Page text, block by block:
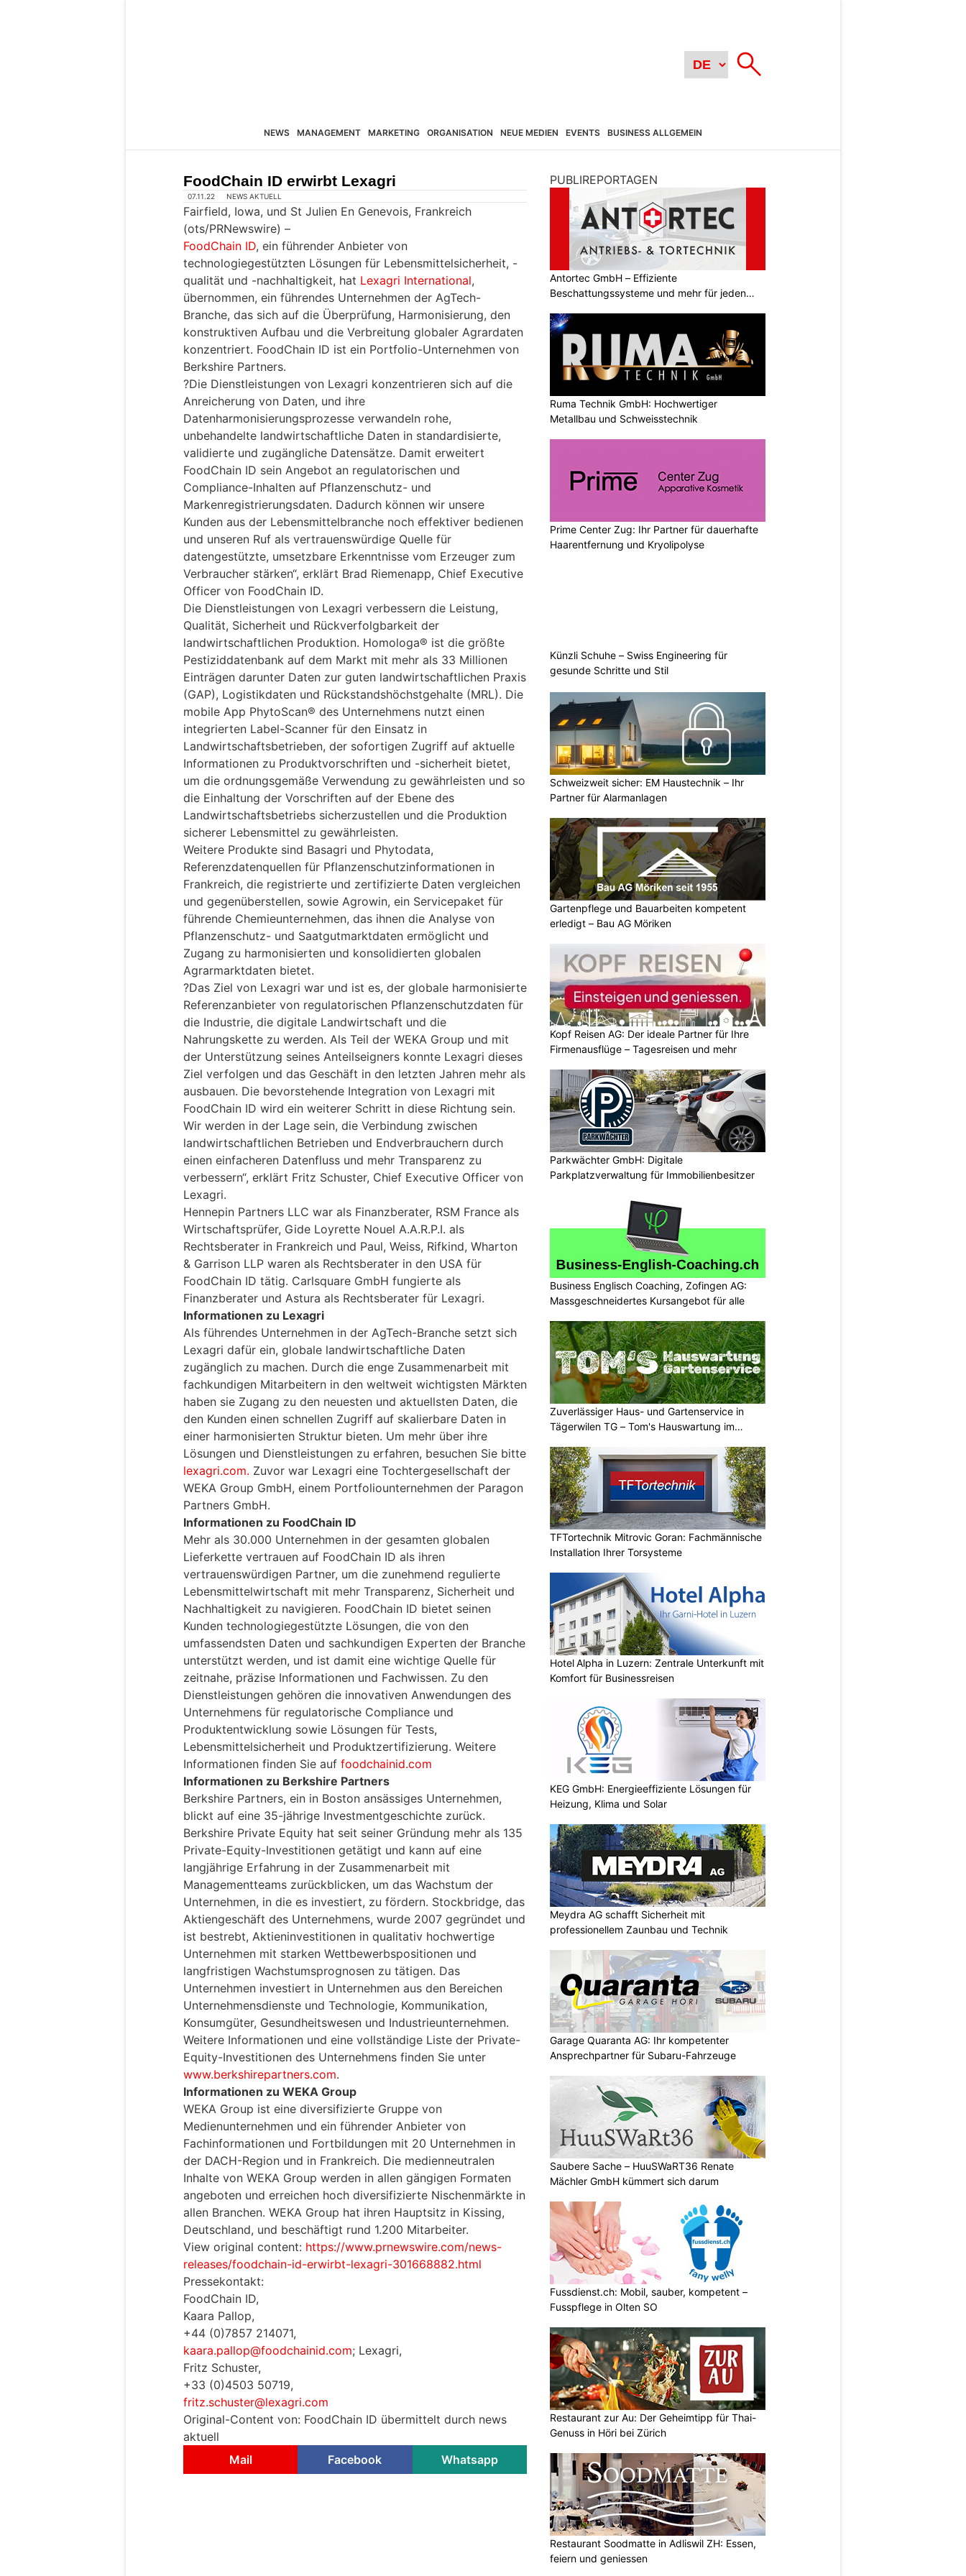
NEWS MANAGEMENT MARKETING ORGANISATION NEUE MEDIEN EVENTS BUSINESS ALLGEMEIN
FoodChain ID erwirbt Lexagri
07.11.22 NEWS AKTUELL
Fairfield, Iowa, und St Julien En Genevois, Frankreich
(ots/PRNewswire) –
FoodChain ID, ein führender Anbieter von
technologiegestützten Lösungen für Lebensmittelsicherheit, -
qualität und -nachhaltigkeit, hat Lexagri International,
übernommen, ein führendes Unternehmen der AgTech-
Branche, das sich auf die Überprüfung, Harmonisierung, den
konstruktiven Aufbau und die Verbreitung globaler Agrardaten
konzentriert. FoodChain ID ist ein Portfolio-Unternehmen von
Berkshire Partners.
?Die Dienstleistungen von Lexagri konzentrieren sich auf die
Anreicherung von Daten, und ihre
Datenharmonisierungsprozesse verwandeln rohe,
unbehandelte landwirtschaftliche Daten in standardisierte,
validierte und zugängliche Datensätze. Damit erweitert
FoodChain ID sein Angebot an regulatorischen und
Compliance-Inhalten auf Pflanzenschutz- und
Markenregistrierungsdaten. Dadurch können wir unsere
Kunden aus der Lebensmittelbranche noch effektiver bedienen
und unseren Ruf als vertrauenswürdige Quelle für
datengestützte, umsetzbare Erkenntnisse vom Erzeuger zum
Verbraucher stärken“, erklärt Brad Riemenapp, Chief Executive
Officer von FoodChain ID.
Die Dienstleistungen von Lexagri verbessern die Leistung,
Qualität, Sicherheit und Rückverfolgbarkeit der
landwirtschaftlichen Produktion. Homologa® ist die größte
Pestiziddatenbank auf dem Markt mit mehr als 33 Millionen
Einträgen darunter Daten zur guten landwirtschaftlichen Praxis
(GAP), Logistikdaten und Rückstandshöchstgehalte (MRL). Die
mobile App PhytoScan® des Unternehmens nutzt einen
integrierten Label-Scanner für den Einsatz in
Landwirtschaftsbetrieben, der sofortigen Zugriff auf aktuelle
Informationen zu Produktvorschriften und -sicherheit bietet,
um die ordnungsgemäße Verwendung zu gewährleisten und so
die Einhaltung der Vorschriften auf der Ebene des
Landwirtschaftsbetriebs sicherzustellen und die Produktion
sicherer Lebensmittel zu gewährleisten.
Weitere Produkte sind Basagri und Phytodata,
Referenzdatenquellen für Pflanzenschutzinformationen in
Frankreich, die registrierte und zertifizierte Daten vergleichen
und gegenüberstellen, sowie Agrowin, ein Servicepaket für
führende Chemieunternehmen, das ihnen die Analyse von
Pflanzenschutz- und Saatgutmarktdaten ermöglicht und
Zugang zu harmonisierten und konsolidierten globalen
Agrarmarktdaten bietet.
?Das Ziel von Lexagri war und ist es, der globale harmonisierte
Referenzanbieter von regulatorischen Pflanzenschutzdaten für
die Industrie, die digitale Landwirtschaft und die
Nahrungskette zu werden. Als Teil der WEKA Group und mit
der Unterstützung seines Anteilseigners konnte Lexagri dieses
Ziel verfolgen und das Geschäft in den letzten Jahren mehr als
ausbauen. Die bevorstehende Integration von Lexagri mit
FoodChain ID wird ein weiterer Schritt in diese Richtung sein.
Wir werden in der Lage sein, die Verbindung zwischen
landwirtschaftlichen Betrieben und Endverbrauchern durch
einen einfacheren Datenfluss und mehr Transparenz zu
verbessern“, erklärt Fritz Schuster, Chief Executive Officer von
Lexagri.
Hennepin Partners LLC war als Finanzberater, RSM France als
Wirtschaftsprüfer, Gide Loyrette Nouel A.A.R.P.I. als
Rechtsberater in Frankreich und Paul, Weiss, Rifkind, Wharton
& Garrison LLP waren als Rechtsberater in den USA für
FoodChain ID tätig. Carlsquare GmbH fungierte als
Finanzberater und Astura als Rechtsberater für Lexagri.
Informationen zu Lexagri
Als führendes Unternehmen in der AgTech-Branche setzt sich
Lexagri dafür ein, globale landwirtschaftliche Daten
zugänglich zu machen. Durch die enge Zusammenarbeit mit
fachkundigen Mitarbeitern in den weltweit wichtigsten Märkten
haben sie Zugang zu den neuesten und aktuellsten Daten, die
den Kunden einen schnellen Zugriff auf skalierbare Daten in
einer harmonisierten Struktur bieten. Um mehr über ihre
Lösungen und Dienstleistungen zu erfahren, besuchen Sie bitte
lexagri.com. Zuvor war Lexagri eine Tochtergesellschaft der
WEKA Group GmbH, einem Portfoliounternehmen der Paragon
Partners GmbH.
Informationen zu FoodChain ID
Mehr als 30.000 Unternehmen in der gesamten globalen
Lieferkette vertrauen auf FoodChain ID als ihren
vertrauenswürdigen Partner, um die zunehmend regulierte
Lebensmittelwirtschaft mit mehr Transparenz, Sicherheit und
Nachhaltigkeit zu navigieren. FoodChain ID bietet seinen
Kunden technologiegestützte Lösungen, die von den
umfassendsten Daten und sachkundigen Experten der Branche
unterstützt werden, und ist damit eine wichtige Quelle für
zeitnahe, präzise Informationen und Fachwissen. Zu den
Dienstleistungen gehören die innovativen Anwendungen des
Unternehmens für regulatorische Compliance und
Produktentwicklung sowie Lösungen für Tests,
Lebensmittelsicherheit und Produktzertifizierung. Weitere
Informationen finden Sie auf foodchainid.com
Informationen zu Berkshire Partners
Berkshire Partners, ein in Boston ansässiges Unternehmen,
blickt auf eine 35-jährige Investmentgeschichte zurück.
Berkshire Private Equity hat seit seiner Gründung mehr als 135
Private-Equity-Investitionen getätigt und kann auf eine
langjährige Erfahrung in der Zusammenarbeit mit
Managementteams zurückblicken, um das Wachstum der
Unternehmen, in die es investiert, zu fördern. Stockbridge, das
Aktiengeschäft des Unternehmens, wurde 2007 gegründet und
ist bestrebt, Aktieninvestitionen in qualitativ hochwertige
Unternehmen mit starken Wettbewerbspositionen und
langfristigen Wachstumsprognosen zu tätigen. Das
Unternehmen investiert in Unternehmen aus den Bereichen
Unternehmensdienste und Technologie, Kommunikation,
Konsumgüter, Gesundheitswesen und Industrieunternehmen.
Weitere Informationen und eine vollständige Liste der Private-
Equity-Investitionen des Unternehmens finden Sie unter
www.berkshirepartners.com.
Informationen zu WEKA Group
WEKA Group ist eine diversifizierte Gruppe von
Medienunternehmen und ein führender Anbieter von
Fachinformationen und Fortbildungen mit 20 Unternehmen in
der DACH-Region und in Frankreich. Die medienneutralen
Inhalte von WEKA Group werden in allen gängigen Formaten
angeboten und erreichen hoch diversifizierte Nischenmärkte in
allen Branchen. WEKA Group hat ihren Hauptsitz in Kissing,
Deutschland, und beschäftigt rund 1.200 Mitarbeiter.
View original content: https://www.prnewswire.com/news-
releases/foodchain-id-erwirbt-lexagri-301668882.html
Pressekontakt:
FoodChain ID,
Kaara Pallop,
+44 (0)7857 214071,
kaara.pallop@foodchainid.com; Lexagri,
Fritz Schuster,
+33 (0)4503 50719,
fritz.schuster@lexagri.com
Original-Content von: FoodChain ID übermittelt durch news
aktuell
Mail
Facebook Whatsapp
PUBLIREPORTAGEN
Antortec GmbH – Effiziente
Beschattungssysteme und mehr für jeden
Ruma Technik GmbH: Hochwertiger
Metallbau und Schweisstechnik
Prime Center Zug: Ihr Partner für dauerhafte
Haarentfernung und Kryolipolyse
Künzli Schuhe – Swiss Engineering für
gesunde Schritte und Stil
Schweizweit sicher: EM Haustechnik – Ihr
Partner für Alarmanlagen
Gartenpflege und Bauarbeiten kompetent
erledigt – Bau AG Möriken
Kopf Reisen AG: Der ideale Partner für Ihre
Firmenausflüge – Tagesreisen und mehr
Parkwächter GmbH: Digitale
Parkplatzverwaltung für Immobilienbesitzer
Business Englisch Coaching, Zofingen AG:
Massgeschneidertes Kursangebot für alle
Zuverlässiger Haus- und Gartenservice in
Tägerwilen TG – Tom's Hauswartung im
TFTortechnik Mitrovic Goran: Fachmännische
Installation Ihrer Torsysteme
Hotel Alpha in Luzern: Zentrale Unterkunft mit
Komfort für Businessreisen
KEG GmbH: Energieeffiziente Lösungen für
Heizung, Klima und Solar
Meydra AG schafft Sicherheit mit
professionellem Zaunbau und Technik
Garage Quaranta AG: Ihr kompetenter
Ansprechpartner für Subaru-Fahrzeuge
Saubere Sache – HuuSWaRT36 Renate
Mächler GmbH kümmert sich darum
Fussdienst.ch: Mobil, sauber, kompetent –
Fusspflege in Olten SO
Restaurant zur Au: Der Geheimtipp für Thai-
Genuss in Höri bei Zürich
Restaurant Soodmatte in Adliswil ZH: Essen,
feiern und geniessen